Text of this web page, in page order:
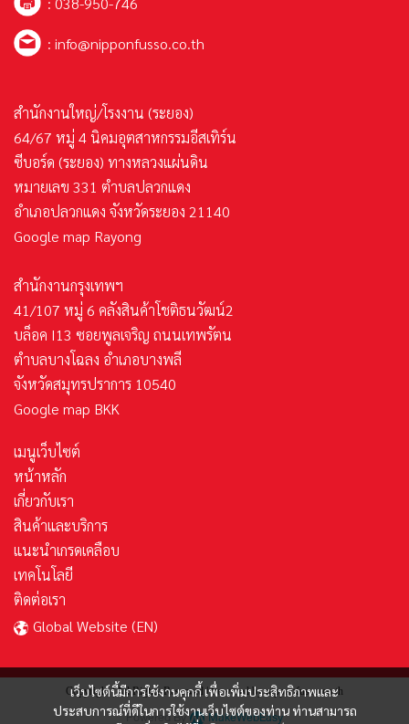
เว็บไซต์นี้มีการใช้งานคุกกี้ เพื่อเพิ่มประสิทธิภาพและ
ประสบการณ์ที่ดีในการใช้งานเว็บไซต์ของท่าน ท่านสามารถ
: info@nipponfusso.co.th
สำนักงานใหญ่/โรงงาน (ระยอง)
64/67 หมู่ 4 นิคมอุตสาหกรรมอีสเทิร์น
ซีบอร์ด (ระยอง) ทางหลวงแผ่นดิน
หมายเลข 331 ตำบลปลวกแดง
อำเภอปลวกแดง จังหวัดระยอง 21140
Google map Rayong
สำนักงานกรุงเทพฯ
41/107 หมู่ 6 คลังสินค้าโชติธนวัฒน์2
บล็อค I13 ซอยพูลเจริญ ถนนเทพรัตน
ตำบลบางโฉลง อำเภอบางพลี
จังหวัดสมุทรปราการ 10540
Google map BKK
เมนูเว็บไซต์
หน้าหลัก
เกี่ยวกับเรา
สินค้าและบริการ
แนะนำเกรดเคลือบ
เทคโนโลยี
ติดต่อเรา
Global Website (EN)
Copyright | All Rights Reserved | Powered by nipponfusso.co.th
Powered By MakeWebEasy